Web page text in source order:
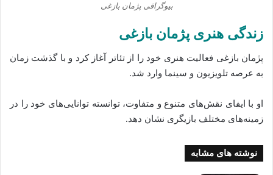
بیوگرافی پژمان بازغی
زندگی هنری پژمان بازغی
پژمان بازغی فعالیت هنری خود را از تئاتر آغاز کرد و با گذشت زمان
به عرصه تلویزیون و سینما وارد شد.
او با ایفای نقش‌های متنوع و متفاوت، توانسته توانایی‌های خود را در
زمینه‌های مختلف بازیگری نشان دهد.
نوشته های مشابه